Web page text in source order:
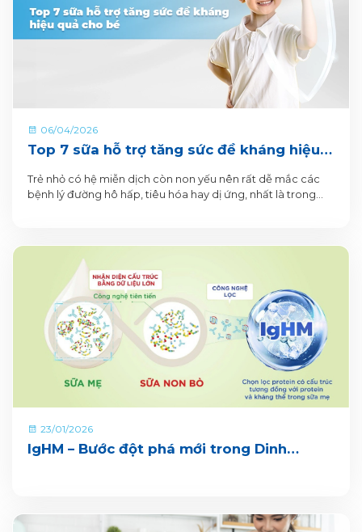
06/04/2026
Top 7 sữa hỗ trợ tăng sức đề kháng hiệu
Trẻ nhỏ có hệ miễn dịch còn non yếu nên rất dễ mắc các
bệnh lý đường hô hấp, tiêu hóa hay dị ứng, nhất là trong
23/01/2026
IgHM – Bước đột phá mới trong Dinh